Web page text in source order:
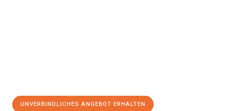
UNVERBINDLICHES ANGEBOT ERHALTEN